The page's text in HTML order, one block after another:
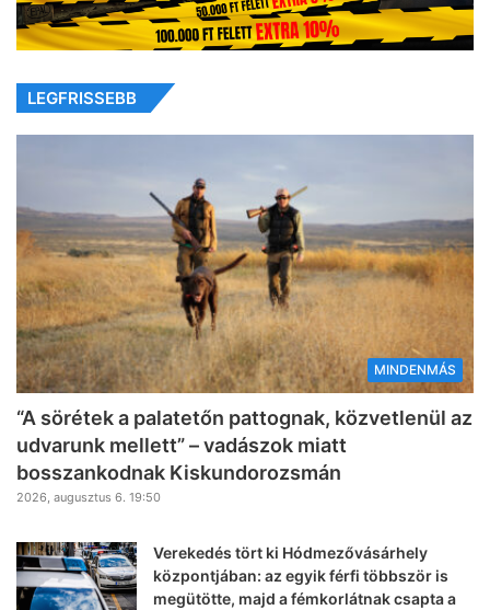
LEGFRISSEBB
MINDENMÁS
“A sörétek a palatetőn pattognak, közvetlenül az
udvarunk mellett” – vadászok miatt
bosszankodnak Kiskundorozsmán
2026, augusztus 6. 19:50
Verekedés tört ki Hódmezővásárhely
központjában: az egyik férfi többször is
megütötte, majd a fémkorlátnak csapta a